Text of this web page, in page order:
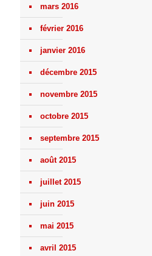
mars 2016
février 2016
janvier 2016
décembre 2015
novembre 2015
octobre 2015
septembre 2015
août 2015
juillet 2015
juin 2015
mai 2015
avril 2015